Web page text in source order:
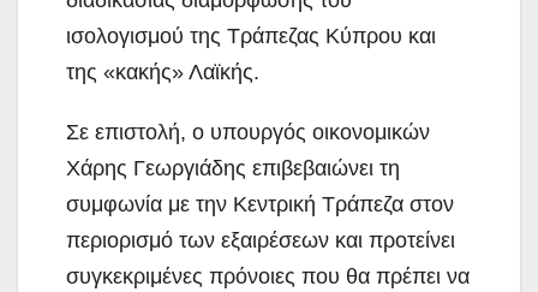
ισολογισμού της Τράπεζας Κύπρου και
της «κακής» Λαϊκής.
Σε επιστολή, ο υπουργός οικονομικών
Χάρης Γεωργιάδης επιβεβαιώνει τη
συμφωνία με την Κεντρική Τράπεζα στον
περιορισμό των εξαιρέσεων και προτείνει
συγκεκριμένες πρόνοιες που θα πρέπει να